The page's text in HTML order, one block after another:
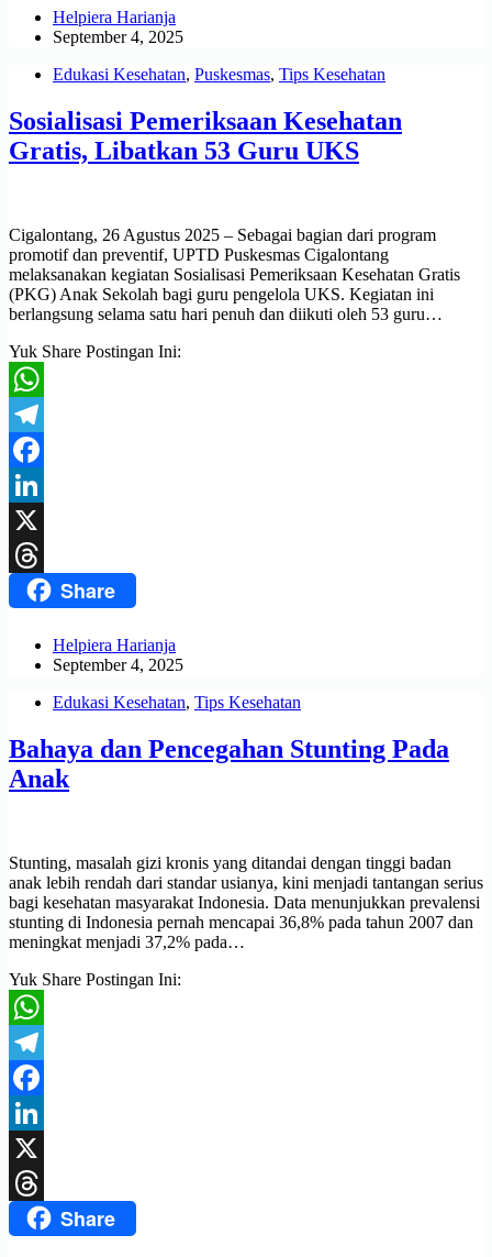
Helpiera Harianja
September 4, 2025
Edukasi Kesehatan, Puskesmas, Tips Kesehatan
Sosialisasi Pemeriksaan Kesehatan
Gratis, Libatkan 53 Guru UKS
Cigalontang, 26 Agustus 2025 – Sebagai bagian dari program
promotif dan preventif, UPTD Puskesmas Cigalontang
melaksanakan kegiatan Sosialisasi Pemeriksaan Kesehatan Gratis
(PKG) Anak Sekolah bagi guru pengelola UKS. Kegiatan ini
berlangsung selama satu hari penuh dan diikuti oleh 53 guru…
Yuk Share Postingan Ini:
WhatsApp
Telegram
Facebook
LinkedIn
X
ThreadsShare
Helpiera Harianja
September 4, 2025
Edukasi Kesehatan, Tips Kesehatan
Bahaya dan Pencegahan Stunting Pada
Anak
Stunting, masalah gizi kronis yang ditandai dengan tinggi badan
anak lebih rendah dari standar usianya, kini menjadi tantangan serius
bagi kesehatan masyarakat Indonesia. Data menunjukkan prevalensi
stunting di Indonesia pernah mencapai 36,8% pada tahun 2007 dan
meningkat menjadi 37,2% pada…
Yuk Share Postingan Ini:
WhatsApp
Telegram
Facebook
LinkedIn
X
ThreadsShare